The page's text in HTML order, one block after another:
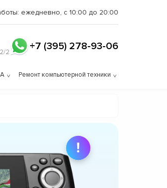
ежедневно, с 10:00 до 20:00
2 +7 (395) 278-93-06
Ремонт компьютерной техники